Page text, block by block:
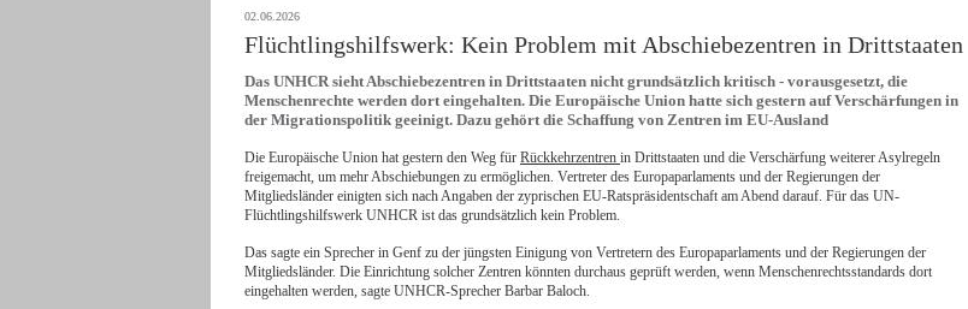
02.06.2026
Flüchtlingshilfswerk: Kein Problem mit Abschiebezentren in Drittstaaten
Das UNHCR sieht Abschiebezentren in Drittstaaten nicht grundsätzlich kritisch - vorausgesetzt, die
Menschenrechte werden dort eingehalten. Die Europäische Union hatte sich gestern auf Verschärfungen in
der Migrationspolitik geeinigt. Dazu gehört die Schaffung von Zentren im EU-Ausland
Die Europäische Union hat gestern den Weg für Rückkehrzentren in Drittstaaten und die Verschärfung weiterer Asylregeln
freigemacht, um mehr Abschiebungen zu ermöglichen. Vertreter des Europaparlaments und der Regierungen der
Mitgliedsländer einigten sich nach Angaben der zyprischen EU-Ratspräsidentschaft am Abend darauf. Für das UN-
Flüchtlingshilfswerk UNHCR ist das grundsätzlich kein Problem.
Das sagte ein Sprecher in Genf zu der jüngsten Einigung von Vertretern des Europaparlaments und der Regierungen der
Mitgliedsländer. Die Einrichtung solcher Zentren könnten durchaus geprüft werden, wenn Menschenrechtsstandards dort
eingehalten werden, sagte UNHCR-Sprecher Barbar Baloch.